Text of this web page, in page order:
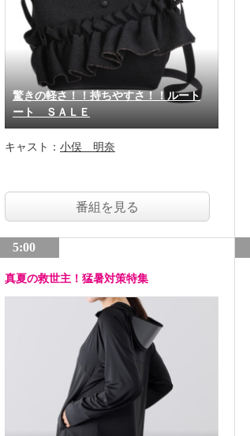
驚きの軽さ！！持ちやすさ！！ルート
ート ＳＡＬＥ
キャスト： 小俣 明奈
番組を見る
5:00
真夏の救世主！猛暑対策特集